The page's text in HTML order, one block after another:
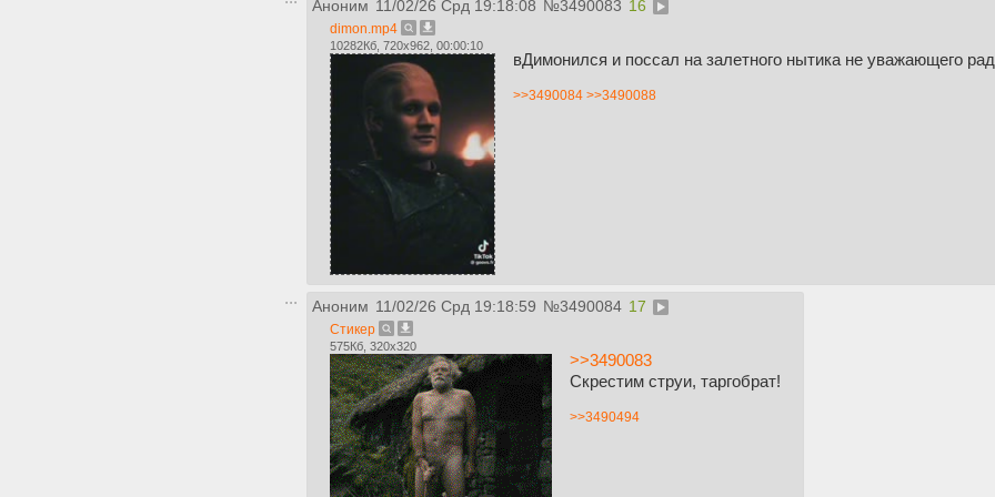
Аноним 11/02/26 Срд 19:18:08 №3490083 16
dimon.mp4
10282Кб, 720x962, 00:00:10
вДимонился и поссал на залетного нытика не уважающего
>>3490084 >>3490088
Аноним 11/02/26 Срд 19:18:59 №3490084 17
Стикер
575Кб, 320x320
>>3490083
Скрестим струи, таргобрат!
>>3490494